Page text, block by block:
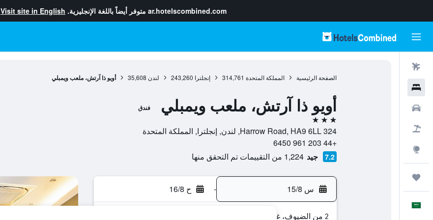
ar.hotelscombined.com متوفر أيضاً باللغة الإنجليزية. Visit site in English
الصفحة الرئيسية المملكة المتحدة 314,761 إنجلترا 243,260 لندن 35,608 أويو ذا آرتش، ملعب ويمبلي
أويو ذا آرتش، ملعب ويمبلي فندق
3 نجوم
324 Harrow Road, HA9 6LL, لندن, إنجلترا, المملكة المتحدة
+44 203 961 6450
7.2 جيد 1,224 من التقييمات تم التحقق منها
س 15/8 - ح 16/8
2 من الضيوف، غرفة واحدة